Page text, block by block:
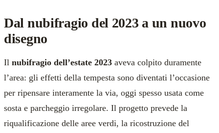
Dal nubifragio del 2023 a un nuovo
disegno
Il nubifragio dell’estate 2023 aveva colpito duramente
l’area: gli effetti della tempesta sono diventati l’occasione
per ripensare interamente la via, oggi spesso usata come
sosta e parcheggio irregolare. Il progetto prevede la
riqualificazione delle aree verdi, la ricostruzione del